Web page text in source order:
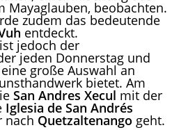
Mayaglauben, beobachten.
zudem das bedeutende
entdeckt.
jedoch der
jeden Donnerstag und
große Auswahl an
bietet. Am
San Andres Xecul mit der
Iglesia de San Andrés
nach Quetzaltenango geht.